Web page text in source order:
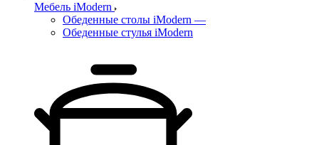
Мебель iModern
Обеденные столы iModern —
Обеденные стулья iModern